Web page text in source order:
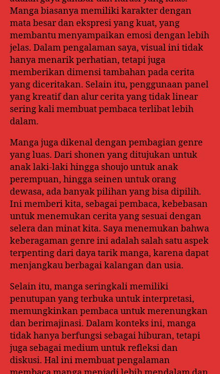
Manga biasanya memiliki karakter dengan
mata besar dan ekspresi yang kuat, yang
membantu menyampaikan emosi dengan lebih
jelas. Dalam pengalaman saya, visual ini tidak
hanya menarik perhatian, tetapi juga
memberikan dimensi tambahan pada cerita
yang diceritakan. Selain itu, penggunaan panel
yang kreatif dan alur cerita yang tidak linear
sering kali membuat pembaca terlibat lebih
dalam.
Manga juga dikenal dengan pembagian genre
yang luas. Dari shonen yang ditujukan untuk
anak laki-laki hingga shoujo untuk anak
perempuan, hingga seinen untuk orang
dewasa, ada banyak pilihan yang bisa dipilih.
Ini memberi kita, sebagai pembaca, kebebasan
untuk menemukan cerita yang sesuai dengan
selera dan minat kita. Saya menemukan bahwa
keberagaman genre ini adalah salah satu aspek
terpenting dari daya tarik manga, karena dapat
menjangkau berbagai kalangan dan usia.
Selain itu, manga seringkali memiliki
penutupan yang terbuka untuk interpretasi,
memungkinkan pembaca untuk merenungkan
dan berimajinasi. Dalam konteks ini, manga
tidak hanya berfungsi sebagai hiburan, tetapi
juga sebagai medium untuk refleksi dan
diskusi. Hal ini membuat pengalaman